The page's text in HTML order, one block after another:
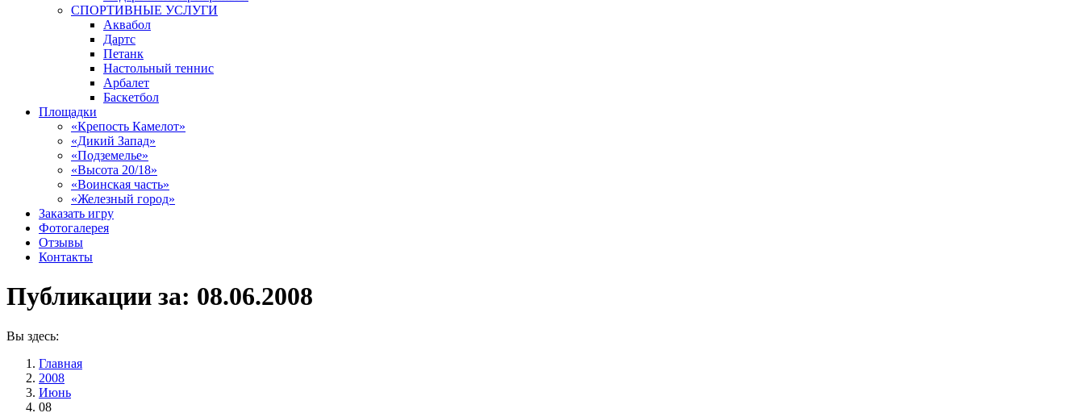
СПОРТИВНЫЕ УСЛУГИ
Аквабол
Дартс
Петанк
Настольный теннис
Арбалет
Баскетбол
Площадки
«Крепость Камелот»
«Дикий Запад»
«Подземелье»
«Высота 20/18»
«Воинская часть»
«Железный город»
Заказать игру
Фотогалерея
Отзывы
Контакты
Публикации за: 08.06.2008
Вы здесь:
Главная
2008
Июнь
08